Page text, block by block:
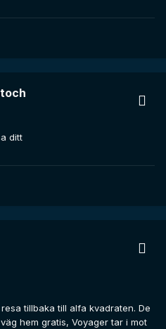
ditt
tillbaka till alfa kvadraten. De
hem gratis, Voyager tar i mot